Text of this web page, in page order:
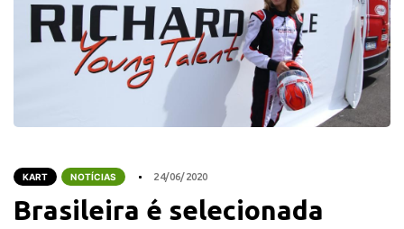
KART NOTÍCIAS 24/06/2020
Brasileira é selecionada